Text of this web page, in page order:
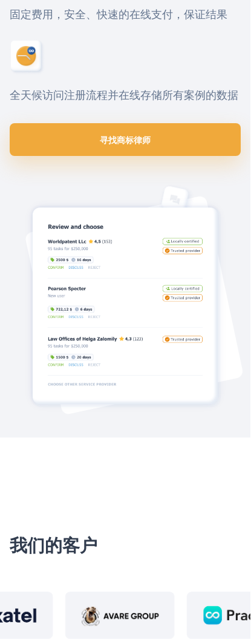
固定费用，安全、快速的在线支付，保证结果
全天候访问注册流程并在线存储所有案例的数据
寻找商标律师
我们的客户